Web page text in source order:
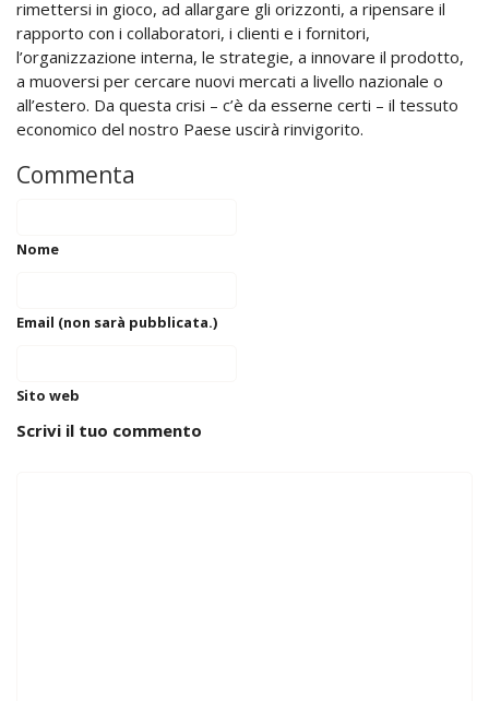
rimettersi in gioco, ad allargare gli orizzonti, a ripensare il
rapporto con i collaboratori, i clienti e i fornitori,
l’organizzazione interna, le strategie, a innovare il prodotto,
a muoversi per cercare nuovi mercati a livello nazionale o
all’estero. Da questa crisi – c’è da esserne certi – il tessuto
economico del nostro Paese uscirà rinvigorito.
Commenta
Nome
Email (non sarà pubblicata.)
Sito web
Scrivi il tuo commento